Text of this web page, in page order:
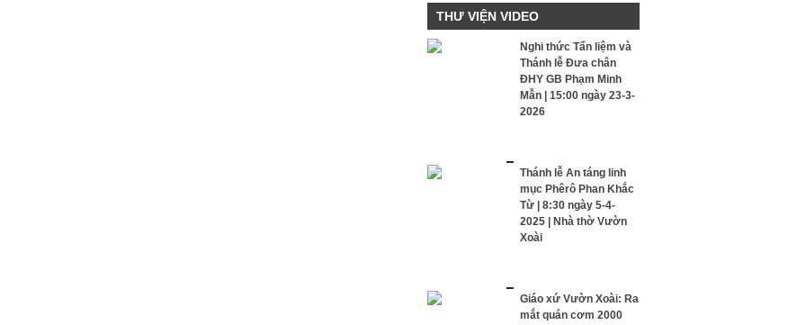
THƯ VIỆN VIDEO
Nghi thức Tẩn liệm và
Thánh lễ Đưa chân
ĐHY GB Phạm Minh
Mẫn | 15:00 ngày 23-3-
2026
Thánh lễ An táng linh
mục Phêrô Phan Khắc
Từ | 8:30 ngày 5-4-
2025 | Nhà thờ Vườn
Xoài
Giáo xứ Vườn Xoài: Ra
mắt quán cơm 2000